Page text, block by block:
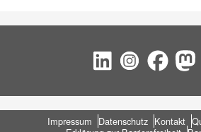
Social Bookmarks
FußbereichImpressum Datenschutz Kontakt